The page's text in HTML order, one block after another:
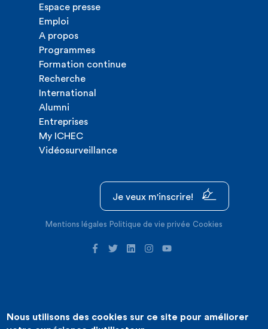
Espace presse
Emploi
A propos
Programmes
Formation continue
Recherche
International
Alumni
Entreprises
My ICHEC
Vidéosurveillance
Je veux m'inscrire!
Mentions légales Politique de vie privée Cookies
©2026 ICHEC |Création de site internet : Expansion
Nous utilisons des cookies sur ce site pour améliorer